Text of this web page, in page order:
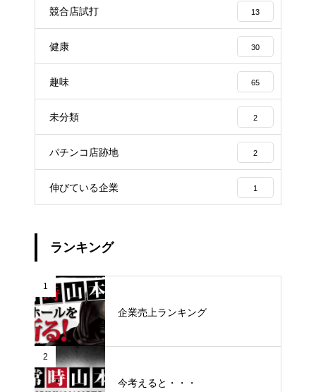
競合店試打 13
健康 30
趣味 65
未分類 2
パチンコ店跡地 2
伸びている企業 1
ランキング
1
企業売上ランキング
2
今考えると・・・